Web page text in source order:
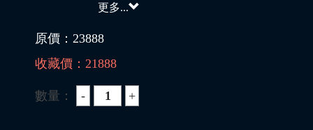
更多...
原價： 23888
收藏價： 21888
數量：